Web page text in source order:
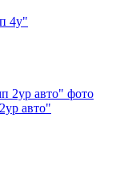
4у"
авто"